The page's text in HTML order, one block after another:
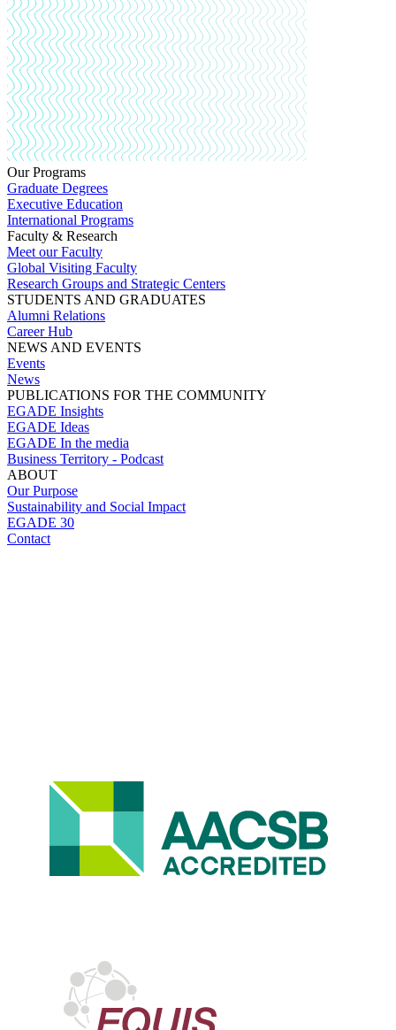
Our Programs
Graduate Degrees
Executive Education
International Programs
Faculty & Research
Meet our Faculty
Global Visiting Faculty
Research Groups and Strategic Centers
STUDENTS AND GRADUATES
Alumni Relations
Career Hub
NEWS AND EVENTS
Events
News
PUBLICATIONS FOR THE COMMUNITY
EGADE Insights
EGADE Ideas
EGADE In the media
Business Territory - Podcast
ABOUT
Our Purpose
Sustainability and Social Impact
EGADE 30
Contact